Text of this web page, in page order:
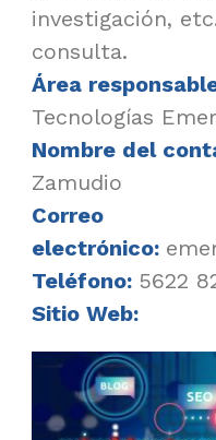
investigación,
consulta.
Área
Tecnologías
Nombre del
Zamudio
Correo
electrónico:
Teléfono: 5622
Sitio Web: